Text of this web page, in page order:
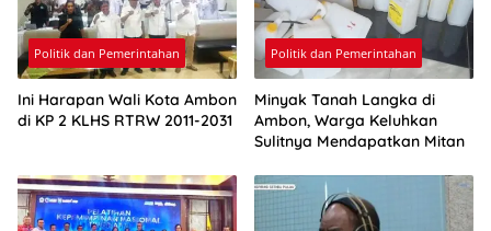
Politik dan Pemerintahan
Ini Harapan Wali Kota Ambon
di KP 2 KLHS RTRW 2011-2031
Politik dan Pemerintahan
Minyak Tanah Langka di
Ambon, Warga Keluhkan
Sulitnya Mendapatkan Mitan